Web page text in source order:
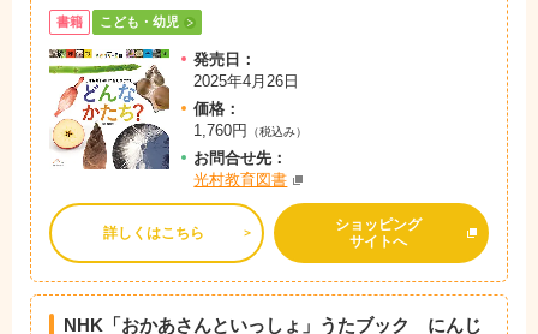
書籍 こども・幼児
発売日：
2025年4月26日
価格：
1,760円
（税込み）
お問合せ先：
光村教育図書
詳しくはこちら
ショッピング
サイトへ
NHK「おかあさんといっしょ」うたブック にんじ